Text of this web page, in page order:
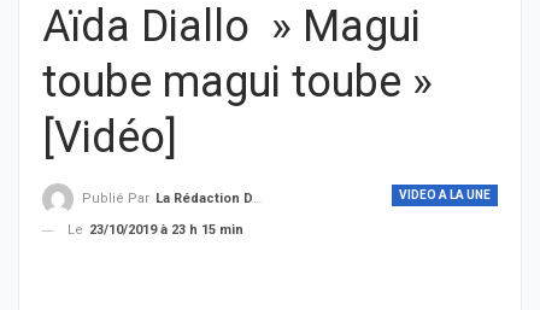
Aïda Diallo » Magui
toube magui toube »
[Vidéo]
VIDEO A LA UNE
Publié Par La Rédaction De THIEYSENEGAL.com
Le 23/10/2019 à 23 h 15 min